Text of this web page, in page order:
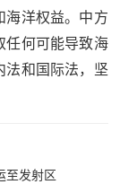
海洋权益。中方
任何可能导致海
法和国际法，坚
至发射区